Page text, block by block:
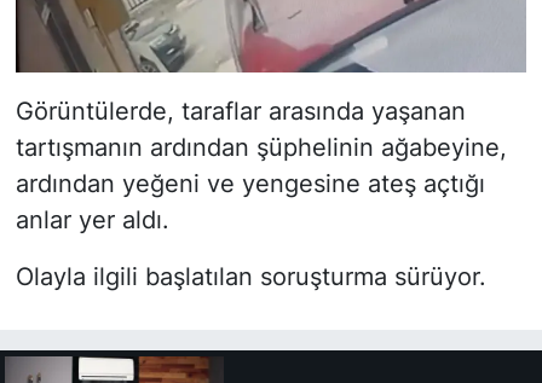
Görüntülerde, taraflar arasında yaşanan
tartışmanın ardından şüphelinin ağabeyine,
ardından yeğeni ve yengesine ateş açtığı
anlar yer aldı.
Olayla ilgili başlatılan soruşturma sürüyor.